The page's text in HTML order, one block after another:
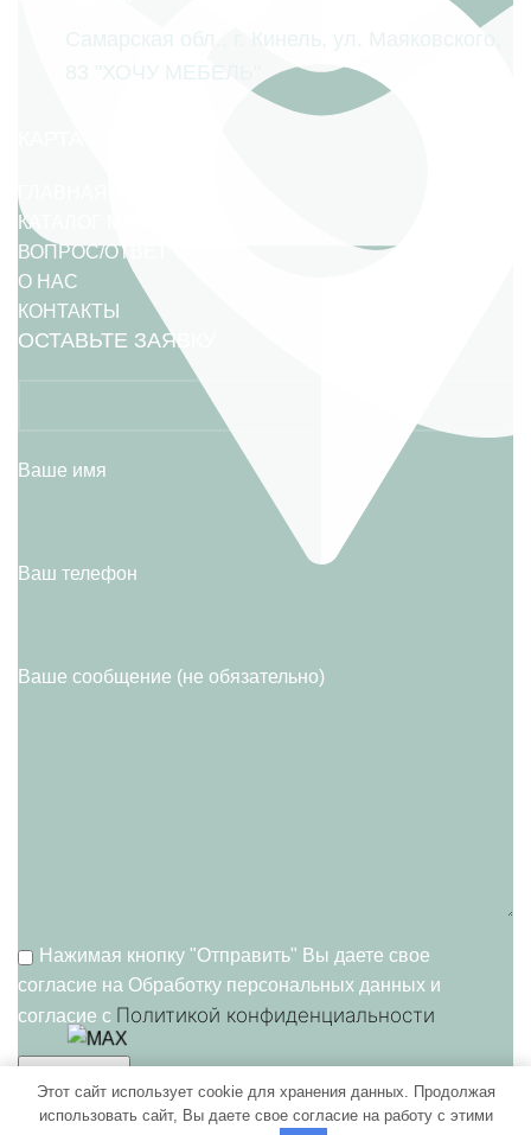
ГЛАВНАЯ
КАТАЛОГ МЕБЕЛИ
ВОПРОС/ОТВЕТ
О НАС
КОНТАКТЫ
ОСТАВЬТЕ ЗАЯВКУ
Ваше имя
Ваш телефон
Ваше сообщение (не обязательно)
Нажимая кнопку "Отправить" Вы даете свое
согласие на Обработку персональных данных и
согласие c Политикой конфиденциальности
Этот сайт использует cookie для хранения данных. Продолжая
использовать сайт, Вы даете свое согласие на работу с этими